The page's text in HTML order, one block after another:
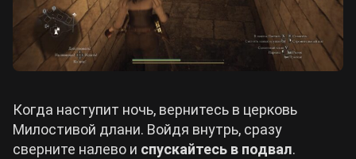
Когда наступит ночь, вернитесь в церковь
Милостивой длани. Войдя внутрь, сразу
сверните налево и спускайтесь в подвал.